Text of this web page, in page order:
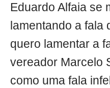
Eduardo Alfaia se
lamentando a fala
quero lamentar a
vereador Marcelo
como uma fala